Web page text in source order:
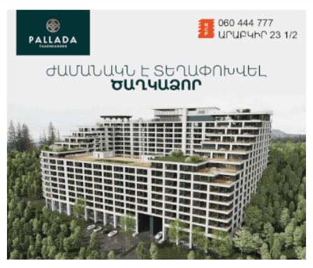
ուկրաինական 360 անօդաչու թռչող սարք
Օգոստոսի 10-ին, 11-ին, 12-ին, 13-ին, 14-ին,
17-ին, 18-ին և 20-ին հարյուրավոր
հասցեներում լույս չի լինելու
23:01:57 8-08-2026
Ողբերգական դեպք՝ Երևանում․ Կիևյան
կամրջի տակ հայտնաբերվել է տղամարդու
մարմին
22:43:21 8-08-2026